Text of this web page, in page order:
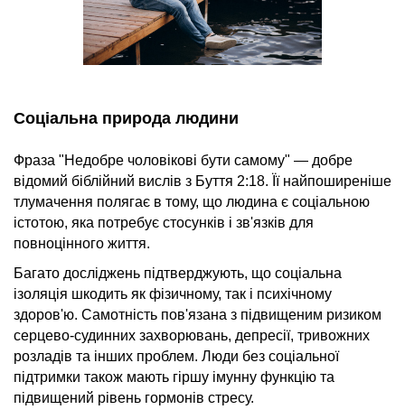
Соціальна природа людини
Фраза "Недобре чоловікові бути самому" — добре
відомий біблійний вислів з Буття 2:18. Її найпоширеніше
тлумачення полягає в тому, що людина є соціальною
істотою, яка потребує стосунків і зв'язків для
повноцінного життя.
Багато досліджень підтверджують, що соціальна
ізоляція шкодить як фізичному, так і психічному
здоров'ю. Самотність пов'язана з підвищеним ризиком
серцево-судинних захворювань, депресії, тривожних
розладів та інших проблем. Люди без соціальної
підтримки також мають гіршу імунну функцію та
підвищений рівень гормонів стресу.